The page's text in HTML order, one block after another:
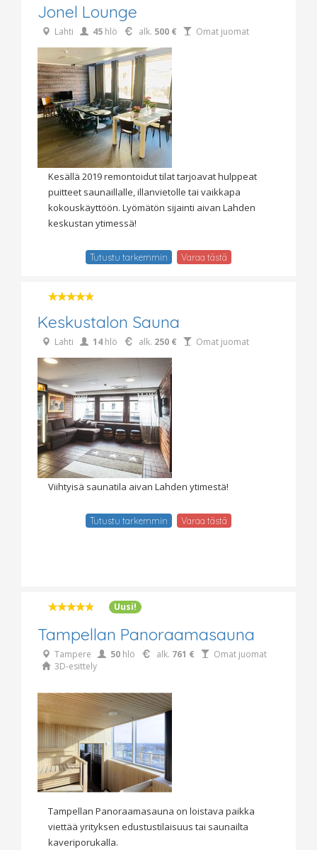
Jonel Lounge
Lahti 45 hlö alk. 500 € Omat juomat
Kesällä 2019 remontoidut tilat tarjoavat hulppeat
puitteet saunaillalle, illanvietolle tai vaikkapa
kokouskäyttöön. Lyömätön sijainti aivan Lahden
keskustan ytimessä!
Tutustu tarkemmin Varaa tästä
Keskustalon Sauna
Lahti 14 hlö alk. 250 € Omat juomat
Viihtyisä saunatila aivan Lahden ytimestä!
Tutustu tarkemmin Varaa tästä
Uusi!
Tampellan Panoraamasauna
Tampere 50 hlö alk. 761 €
Omat juomat
3D-esittely
Tampellan Panoraamasauna on loistava paikka
viettää yrityksen edustustilaisuus tai saunailta
kaveriporukalla.